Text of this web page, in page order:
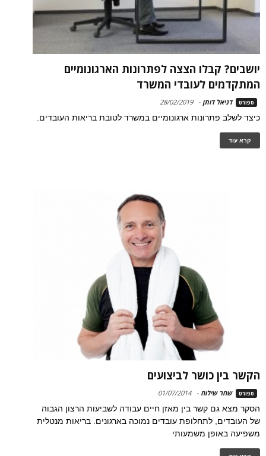
יושבים? קבלו הצצה לפתרונות הארגונומיים
המתקדמים לעובדי המשרד
ספורט דניאל דותן -
28/02/2019
כיצד לשלב פתרונות ארגונומיים במשרד לטובת בריאות העובדים.
קרא עוד
הקשר בין כושר לביצועים
ספורט שחר שילוח -
01/07/2014
הסקר מצא גם קשר בין מאזן חיים עבודה לשביעות הרצון הגבוה
של העובדים, לתחלופת עובדים נמוכה בארגונים. בריאות מנטלית
משפיעה באופן משמעותי